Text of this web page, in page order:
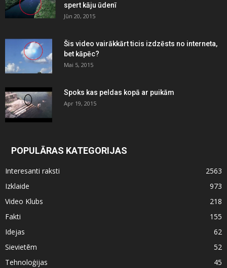
spert kāju ūdenī
Jūn 20, 2015
Šis video vairākkārt ticis izdzēsts no interneta,
bet kāpēc?
Mai 5, 2015
Spoks kas peldas kopā ar puikām
Apr 19, 2015
POPULĀRAS KATEGORIJAS
Interesanti raksti
2563
Izklaide
973
Video Klubs
218
Fakti
155
Idejas
62
Sievietēm
52
Tehnoloģijas
45